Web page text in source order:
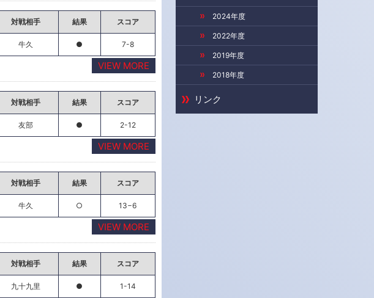
対戦相手 結果 スコア
牛久 ● 7-8
VIEW MORE
対戦相手 結果 スコア
友部 ● 2-12
VIEW MORE
対戦相手 結果 スコア
牛久 ○ 13−6
VIEW MORE
対戦相手 結果 スコア
九十九里 ● 1-14
2024年度
2022年度
2019年度
2018年度
リンク